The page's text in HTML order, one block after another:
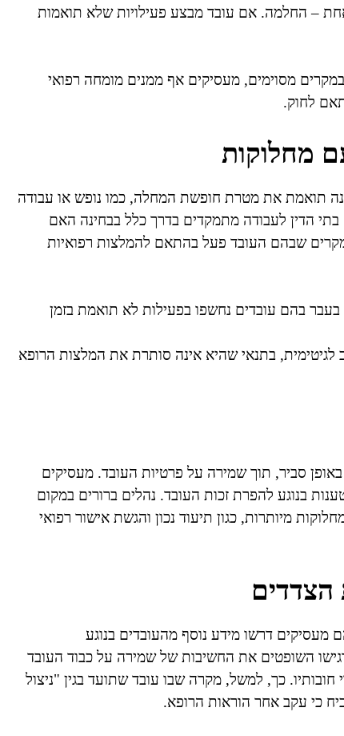
– החלמה. אם עובד מבצע פעילויות שלא תואמות
מסוימים, מעסיקים אף ממנים מומחה רפואי
לחוק.
מחלוקות
תואמת את מטרת חופשת המחלה, כמו נופש או עבודה
הדין לעבודה מתמקדים בדרך כלל בבחינה האם
שבהם העובד פעל בהתאם להמלצות רפואיות
בהם עובדים נחשפו בפעילות לא תואמת בזמן
בתנאי שהיא אינה סותרת את המלצות הרופא
סביר, תוך שמירה על פרטיות העובד. מעסיקים
בנוגע להפרת זכות העובד. נהלים ברורים במקום
מיותרות, כגון תיעוד נכון והגשת אישור רפואי
מעסיקים דרשו מידע נוסף מהעובדים בנוגע
השופטים את החשיבות של שמירה על כבוד העובד
חובותיו. כך, למשל, מקרה שבו עובד שתועד בגין "ניצול
כי עקב אחר הוראות הרופא.